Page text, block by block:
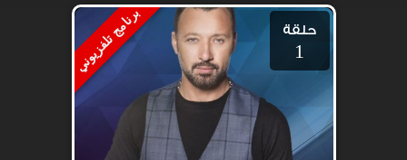
برنامج تلفزيوني حلقة
1